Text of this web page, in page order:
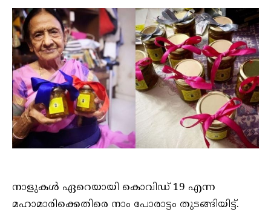
നാളുകള്‍ ഏറെയായി കൊവിഡ് 19 എന്ന
മഹാമാരിക്കെതിരെ നാം പോരാട്ടം തുടങ്ങിയിട്ട്.